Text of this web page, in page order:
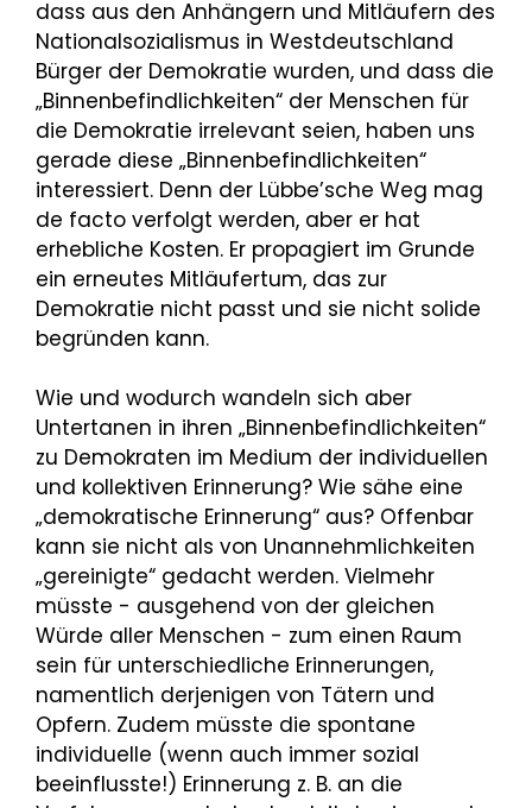
dass aus den Anhängern und Mitläufern des
Nationalsozialismus in Westdeutschland
Bürger der Demokratie wurden, und dass die
„Binnenbefindlichkeiten“ der Menschen für
die Demokratie irrelevant seien, haben uns
gerade diese „Binnenbefindlichkeiten“
interessiert. Denn der Lübbe’sche Weg mag
de facto verfolgt werden, aber er hat
erhebliche Kosten. Er propagiert im Grunde
ein erneutes Mitläufertum, das zur
Demokratie nicht passt und sie nicht solide
begründen kann.
Wie und wodurch wandeln sich aber
Untertanen in ihren „Binnenbefindlichkeiten“
zu Demokraten im Medium der individuellen
und kollektiven Erinnerung? Wie sähe eine
„demokratische Erinnerung“ aus? Offenbar
kann sie nicht als von Unannehmlichkeiten
„gereinigte“ gedacht werden. Vielmehr
müsste - ausgehend von der gleichen
Würde aller Menschen - zum einen Raum
sein für unterschiedliche Erinnerungen,
namentlich derjenigen von Tätern und
Opfern. Zudem müsste die spontane
individuelle (wenn auch immer sozial
beeinflusste!) Erinnerung z. B. an die